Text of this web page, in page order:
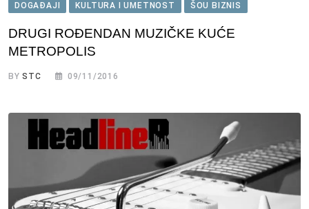
DOGAĐAJI KULTURA I UMETNOST ŠOU BIZNIS
DRUGI ROĐENDAN MUZIČKE KUĆE
METROPOLIS
BYSTC 09/11/2016